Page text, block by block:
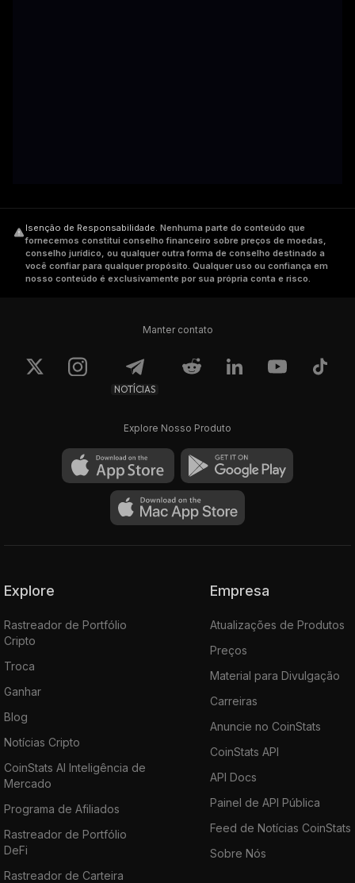
Isenção de Responsabilidade. Nenhuma parte do conteúdo que
fornecemos constitui conselho financeiro sobre preços de moedas,
conselho jurídico, ou qualquer outra forma de conselho destinado a
você confiar para qualquer propósito. Qualquer uso ou confiança em
nosso conteúdo é exclusivamente por sua própria conta e risco.
Manter contato
NOTÍCIAS
Explore Nosso Produto
Explore
Rastreador de Portfólio
Cripto
Troca
Ganhar
Blog
Notícias Cripto
CoinStats AI Inteligência de
Mercado
Programa de Afiliados
Rastreador de Portfólio
DeFi
Rastreador de Carteira
Empresa
Atualizações de Produtos
Preços
Material para Divulgação
Carreiras
Anuncie no CoinStats
CoinStats API
API Docs
Painel de API Pública
Feed de Notícias CoinStats
Sobre Nós